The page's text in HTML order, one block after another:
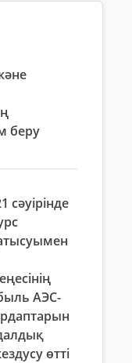
беру
сәуірінде
АЭС-
өтті